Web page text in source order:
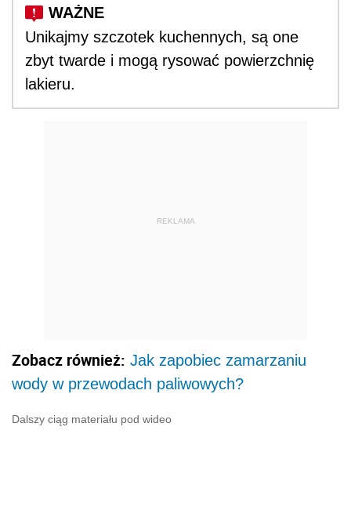
Unikajmy szczotek kuchennych, są one
zbyt twarde i mogą rysować powierzchnię
lakieru.
REKLAMA
Zobacz również: Jak zapobiec zamarzaniu
wody w przewodach paliwowych?
Dalszy ciąg materiału pod wideo